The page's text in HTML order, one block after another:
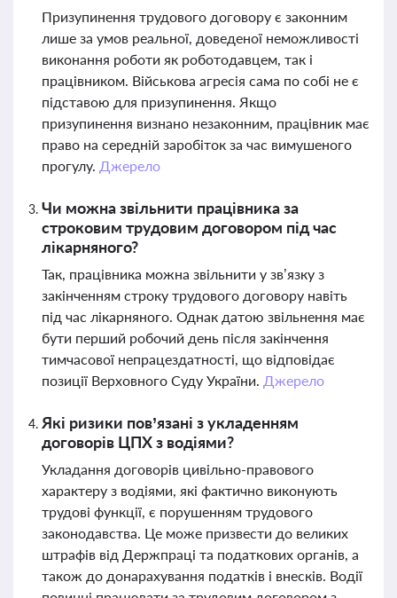
Призупинення трудового договору є законним
лише за умов реальної, доведеної неможливості
виконання роботи як роботодавцем, так і
працівником. Військова агресія сама по собі не є
підставою для призупинення. Якщо
призупинення визнано незаконним, працівник має
право на середній заробіток за час вимушеного
прогулу. Джерело
Чи можна звільнити працівника за
строковим трудовим договором під час
лікарняного?
Так, працівника можна звільнити у зв’язку з
закінченням строку трудового договору навіть
під час лікарняного. Однак датою звільнення має
бути перший робочий день після закінчення
тимчасової непрацездатності, що відповідає
позиції Верховного Суду України. Джерело
Які ризики пов’язані з укладенням
договорів ЦПХ з водіями?
Укладання договорів цивільно-правового
характеру з водіями, які фактично виконують
трудові функції, є порушенням трудового
законодавства. Це може призвести до великих
штрафів від Держпраці та податкових органів, а
також до донарахування податків і внесків. Водії